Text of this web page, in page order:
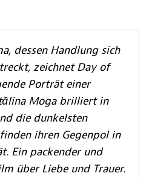
dessen Handlung sich
zeichnet Day of
Porträt einer
Moga brilliert in
die dunkelsten
ihren Gegenpol in
Ein packender und
über Liebe und Trauer.